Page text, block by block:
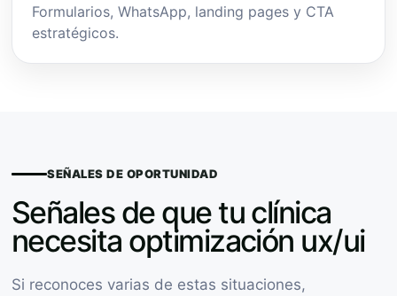
Formularios, WhatsApp, landing pages y CTA
estratégicos.
SEÑALES DE OPORTUNIDAD
Señales de que tu clínica
necesita optimización ux/ui
Si reconoces varias de estas situaciones,